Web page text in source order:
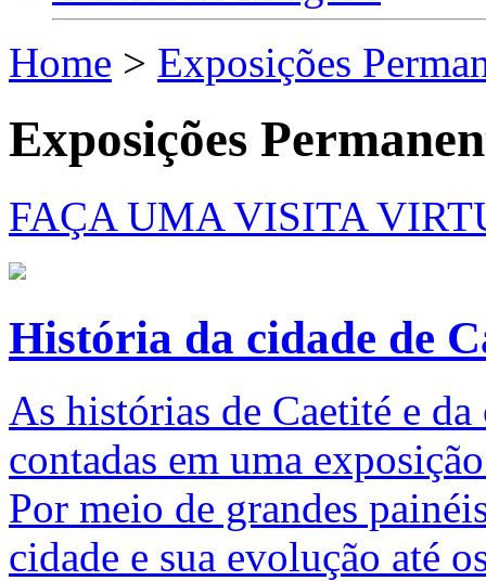
Home > Exposições
Exposições
FAÇA UMA VISITA
História da cidade de
As histórias de Caetité e
contadas em uma
Por meio de grandes
cidade e sua evolução até